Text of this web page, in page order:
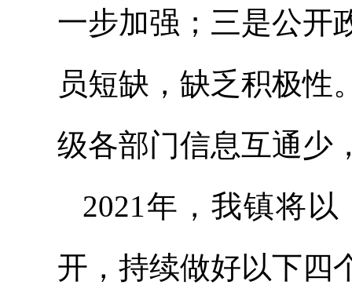
一步加强；三是公开
员短缺，缺乏积极性
级各部门信息互通少
2021年，我镇将
开，持续做好以下四